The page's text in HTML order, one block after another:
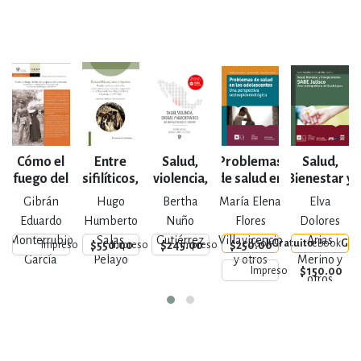
Cómo el
fuego del
infierno,
quema
sin
consumir
Gibrán
Eduardo
Monterrubio
García
Impreso $550.00
Entre
sifilíticos,
locos y
leprosos
Hugo
Humberto
Salas
Pelayo
Impreso $245.00
Salud,
violencia,
drogas y
narcotráfico
Bertha
Nuño
Gutiérrez
Impreso $250.00
Problemas
de salud en
los
adolescentes
María Elena
Flores
Villavicencio
y otros
eBookGratuito
Impreso $150.00
Salud,
Bienestar y
SABE Jalisco
Elva
Dolores
Arias
Merino y
otros
eBook